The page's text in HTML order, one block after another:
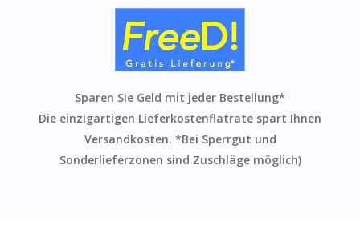
Sparen Sie Geld mit jeder Bestellung*
Die einzigartigen Lieferkostenflatrate spart Ihnen
Versandkosten. *Bei Sperrgut und
Sonderlieferzonen sind Zuschläge möglich)